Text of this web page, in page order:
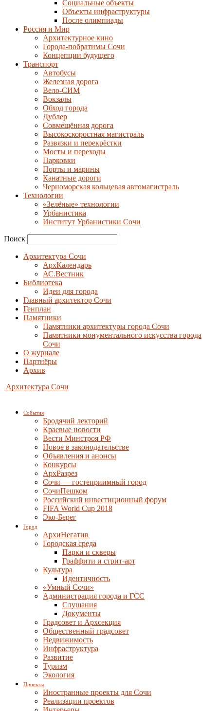
Социальные объекты
Объекты инфраструктуры
После олимпиады
Россия и Мир
Архитектурное кино
Города-побратимы Сочи
Концепции будущего
Транспорт
Автобусы
Железная дорога
Вело-СИМ
Вокзалы
Обход города
Дублер
Совмещённая дорога
Высокоскоростная магистраль
Развязки и перекрёстки
Мосты и переходы
Парковки
Порты и марины
Канатные дороги
Черноморская кольцевая автомагистраль
Технологии
«Зелёные» технологии
Урбанистика
Институт Урбанистики Сочи
Поиск
Архитектура Сочи
АрхКалендарь
АС.Вестник
Библиотека
Идеи для города
Главный архитектор Сочи
Генплан
Памятники
Памятники архитектуры города Сочи
Памятники монументального искусства города
Сочи
О журнале
Партнёры
Архив
Архитектура Сочи
События
Бродячий лекторий
Краевые новости
Вести Минстроя РФ
Новое в законодательстве
Объявления и анонсы
Конкурсы
АрхРазрез
Сочи — гостеприимный город
СочиПешком
Российский инвестиционный форум
FIFA World Cup 2018
Эко-Берег
Город
АрхиНегатив
Городская среда
Парки и скверы
Граффити и стрит-арт
Культура
Идентичность
«Умный Сочи»
Администрация города и ГСС
Слушания
Документы
Градсовет и Архсекция
Общественный градсовет
Недвижимость
Инфраструктура
Развитие
Туризм
Экология
Проекты
Иностранные проекты для Сочи
Реализации проектов